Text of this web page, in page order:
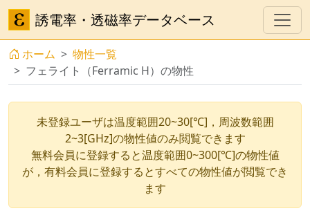
誘電率・透磁率データベース
ホーム
物性一覧
フェライト（Ferramic H）の物性
未登録ユーザは温度範囲20~30[℃]，周波数範囲
2~3[GHz]の物性値のみ閲覧できます
無料会員に登録すると温度範囲0~300[℃]の物性値
が，有料会員に登録するとすべての物性値が閲覧でき
ます